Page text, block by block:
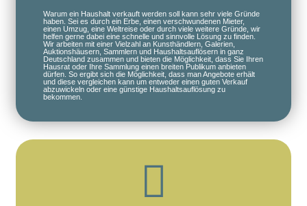
Warum ein Haushalt verkauft werden soll kann sehr viele Gründe
haben. Sei es durch ein Erbe, einen verschwundenen Mieter,
einen Umzug, eine Weltreise oder durch viele weitere Gründe, wir
helfen gerne dabei eine schnelle und sinnvolle Lösung zu finden.
Wir arbeiten mit einer Vielzahl an Kunsthändlern, Galerien,
Auktionshäusern, Sammlern und Haushaltsauflösern in ganz
Deutschland zusammen und bieten die Möglichkeit, dass Sie Ihren
Hausrat oder Ihre Sammlung einen breiten Publikum anbieten
dürfen. So ergibt sich die Möglichkeit, dass man Angebote erhält
und diese vergleichen kann um entweder einen guten Verkauf
abzuwickeln oder eine günstige Haushaltsauflösung zu
bekommen.